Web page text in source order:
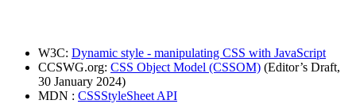
W3C: Dynamic style - manipulating CSS with JavaScript
CCSWG.org: CSS Object Model (CSSOM) (Editor’s Draft,
30 January 2024)
MDN : CSSStyleSheet API